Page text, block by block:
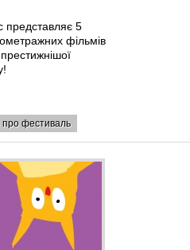
представляє 5
фільмів
про фестиваль